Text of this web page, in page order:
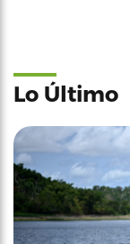
Lo Último